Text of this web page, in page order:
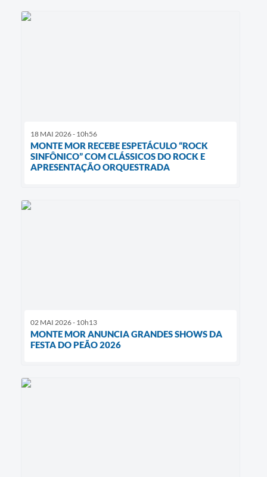
18 MAI 2026 - 10h56
MONTE MOR RECEBE ESPETÁCULO “ROCK
SINFÔNICO” COM CLÁSSICOS DO ROCK E
APRESENTAÇÃO ORQUESTRADA
02 MAI 2026 - 10h13
MONTE MOR ANUNCIA GRANDES SHOWS DA
FESTA DO PEÃO 2026